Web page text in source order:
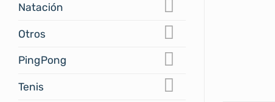
Natación
Otros
PingPong
Tenis